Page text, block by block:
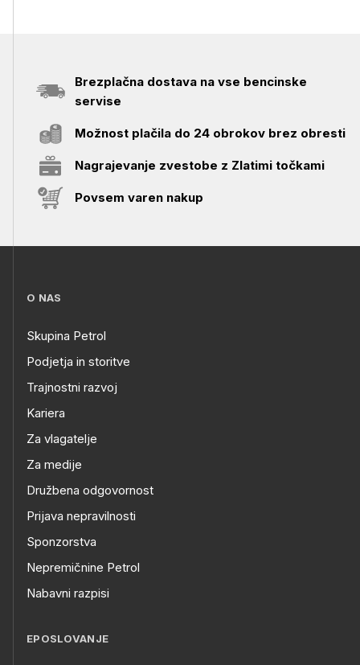
Brezplačna dostava na vse bencinske
servise
Možnost plačila do 24 obrokov brez obresti
Nagrajevanje zvestobe z Zlatimi točkami
Povsem varen nakup
O NAS
Skupina Petrol
Podjetja in storitve
Trajnostni razvoj
Kariera
Za vlagatelje
Za medije
Družbena odgovornost
Prijava nepravilnosti
Sponzorstva
Nepremičnine Petrol
Nabavni razpisi
EPOSLOVANJE